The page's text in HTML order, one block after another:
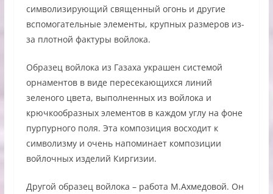
символизирующий священный огонь и другие
вспомогательные элементы, крупных размеров из-
за плотной фактуры войлока.
Образец войлока из Газаха украшен системой
орнаментов в виде пересекающихся линий
зеленого цвета, выполненных из войлока и
крючкообразных элементов в каждом углу на фоне
пурпурного поля. Эта композиция восходит к
символизму и очень напоминает композиции
войлочных изделий Киргизии.
Другой образец войлока – работа М.Ахмедовой. Он